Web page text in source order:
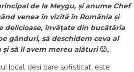
de la Meygu, și anume Chef
venea în vizită în România și
delicioase, învățate din bucătăria
gânduri, să deschidem ceva al
să îl avem mereu alături🙂„.
local, deși pare sofisticat, este